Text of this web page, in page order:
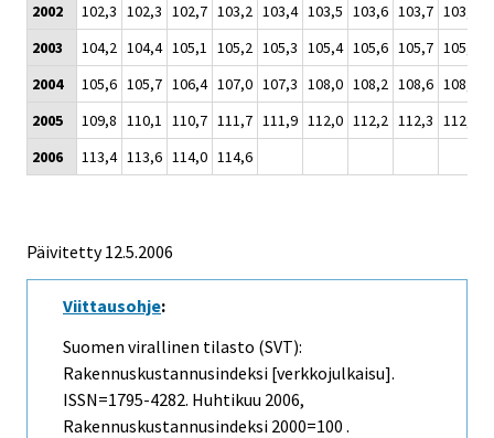
2002
102,3 102,3 102,7 103,2 103,4 103,5 103,6 103,7 103,6
2003
104,2 104,4 105,1 105,2 105,3 105,4 105,6 105,7 105,6
2004
105,6 105,7 106,4 107,0 107,3 108,0 108,2 108,6 108,7
2005
109,8 110,1 110,7 111,7 111,9 112,0 112,2 112,3 112,5
2006
113,4 113,6 114,0 114,6
Päivitetty12.5.2006
Viittausohje:
Suomen virallinen tilasto (SVT):
Rakennuskustannusindeksi [verkkojulkaisu].
ISSN=1795-4282. Huhtikuu 2006,
Rakennuskustannusindeksi 2000=100 .